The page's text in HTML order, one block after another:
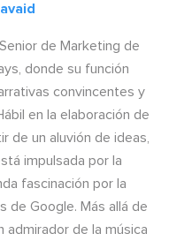
de Marketing de
donde su función
convincentes y
en la elaboración de
de un aluvión de ideas,
impulsada por la
fascinación por la
de Google. Más allá de
admirador de la música